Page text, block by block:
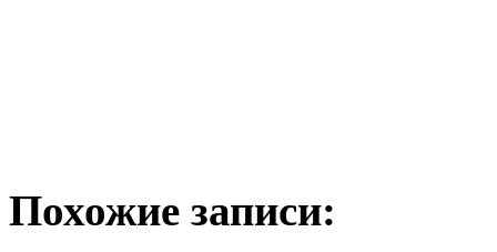
Похожие записи: